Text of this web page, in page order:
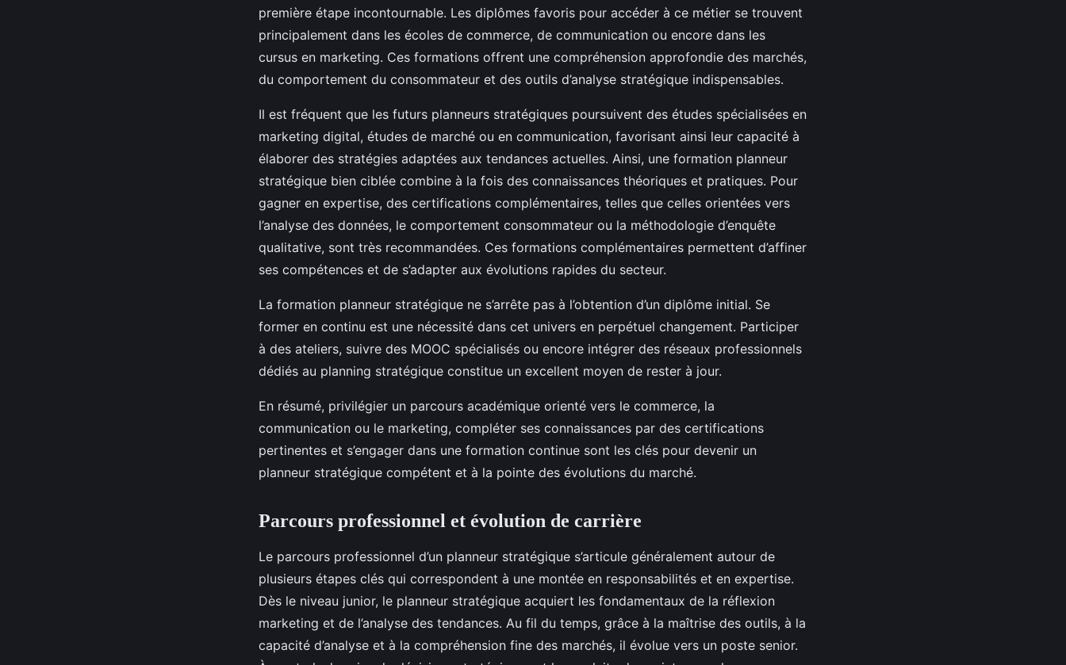
première étape incontournable. Les diplômes favoris pour accéder à ce métier se trouvent
principalement dans les écoles de commerce, de communication ou encore dans les
cursus en marketing. Ces formations offrent une compréhension approfondie des marchés,
du comportement du consommateur et des outils d’analyse stratégique indispensables.
Il est fréquent que les futurs planneurs stratégiques poursuivent des études spécialisées en
marketing digital, études de marché ou en communication, favorisant ainsi leur capacité à
élaborer des stratégies adaptées aux tendances actuelles. Ainsi, une formation planneur
stratégique bien ciblée combine à la fois des connaissances théoriques et pratiques. Pour
gagner en expertise, des certifications complémentaires, telles que celles orientées vers
l’analyse des données, le comportement consommateur ou la méthodologie d’enquête
qualitative, sont très recommandées. Ces formations complémentaires permettent d’affiner
ses compétences et de s’adapter aux évolutions rapides du secteur.
La formation planneur stratégique ne s’arrête pas à l’obtention d’un diplôme initial. Se
former en continu est une nécessité dans cet univers en perpétuel changement. Participer
à des ateliers, suivre des MOOC spécialisés ou encore intégrer des réseaux professionnels
dédiés au planning stratégique constitue un excellent moyen de rester à jour.
En résumé, privilégier un parcours académique orienté vers le commerce, la
communication ou le marketing, compléter ses connaissances par des certifications
pertinentes et s’engager dans une formation continue sont les clés pour devenir un
planneur stratégique compétent et à la pointe des évolutions du marché.
Parcours professionnel et évolution de carrière
Le parcours professionnel d’un planneur stratégique s’articule généralement autour de
plusieurs étapes clés qui correspondent à une montée en responsabilités et en expertise.
Dès le niveau junior, le planneur stratégique acquiert les fondamentaux de la réflexion
marketing et de l’analyse des tendances. Au fil du temps, grâce à la maîtrise des outils, à la
capacité d’analyse et à la compréhension fine des marchés, il évolue vers un poste senior.